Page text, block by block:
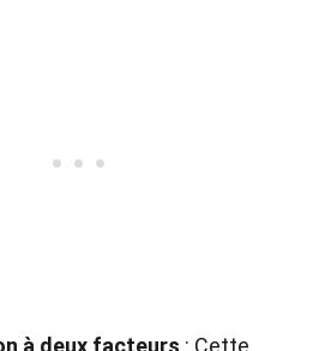
à deux facteurs : Cette